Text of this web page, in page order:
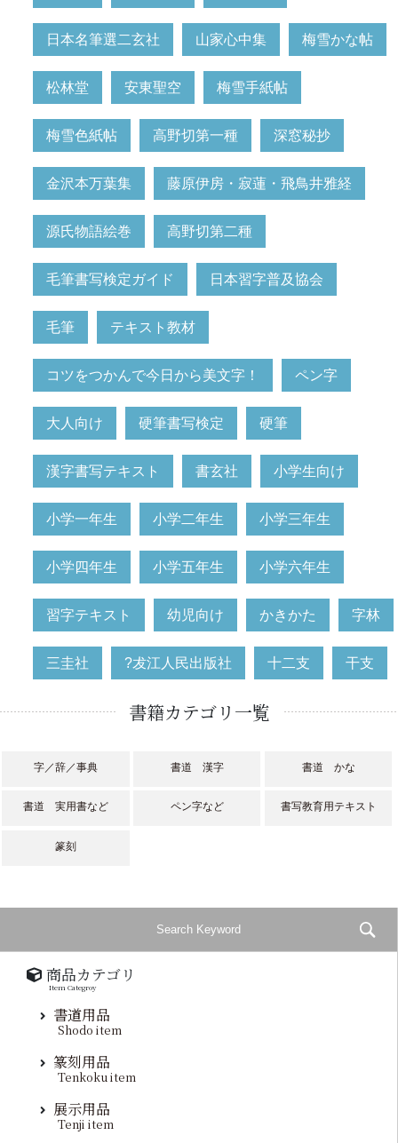
日本名筆選二玄社 山家心中集 梅雪かな帖
松林堂 安東聖空 梅雪手紙帖
梅雪色紙帖 高野切第一種 深窓秘抄
金沢本万葉集 藤原伊房・寂蓮・飛鳥井雅経
源氏物語絵巻 高野切第二種
毛筆書写検定ガイド 日本習字普及協会
毛筆 テキスト教材
コツをつかんで今日から美文字！ ペン字
大人向け 硬筆書写検定 硬筆
漢字書写テキスト 書玄社 小学生向け
小学一年生 小学二年生 小学三年生
小学四年生 小学五年生 小学六年生
習字テキスト 幼児向け かきかた 字林
三圭社 ?犮江人民出版社 十二支 干支
書籍カテゴリ一覧
字／辞／事典 書道 漢字 書道 かな
書道 実用書など ペン字など 書写教育用テキスト
篆刻
商品カテゴリ
Item Categroy
書道用品
Shodo item
篆刻用品
Tenkoku item
展示用品
Tenji item